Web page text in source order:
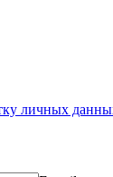
личных